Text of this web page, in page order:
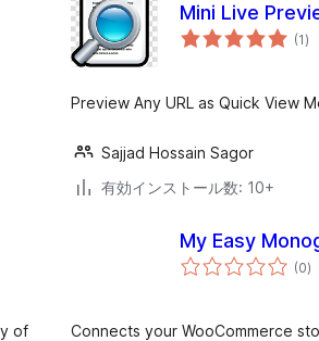
Mini Live
(1個
の)
Preview Any URL as Quick View
Sajjad Hossain Sagor
有効インストール数: 10+
of
My Easy
(0個
の)
Connects your WooCommerce